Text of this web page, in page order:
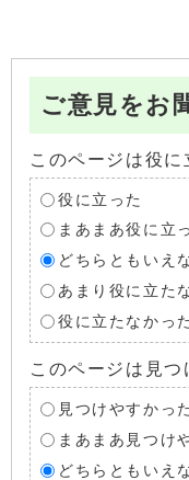
ご意見をお
このページは役に
役に立った
まあまあ役に立
どちらともいえ
あまり役に立た
役に立たなかった
このページは見つ
見つけやすかった
まあまあ見つけ
どちらともいえ